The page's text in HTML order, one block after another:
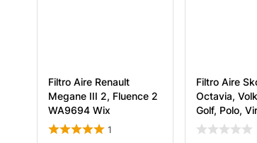
Filtro Aire Renault
Megane III 2, Fluence 2
WA9694 Wix
1
Filtro Aire
Octavia,
Golf, Polo,